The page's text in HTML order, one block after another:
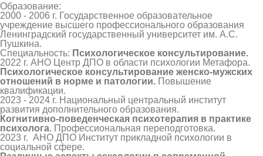
Образование:
2000 - 2006 г. Государственное образовательное
учреждение высшего профессионального образования
Ленинградский государственный университет им. А.С.
Пушкина.
Специальность: Психологическое консультирование.
2022 г. АНО Центр ДПО в области психологии Метафора.
Психологическое консультирование женско-мужских
отношений в норме и патологии. Повышение
квалификации.
2023 - 2024 г. Национальный центральный институт
развития дополнительного образования.
Когнитивно-поведенческая психотерапия в практике
психолога. Профессиональная переподготовка.
2023 г. АНО ДПО Институт прикладной психологии в
социальной сфере.